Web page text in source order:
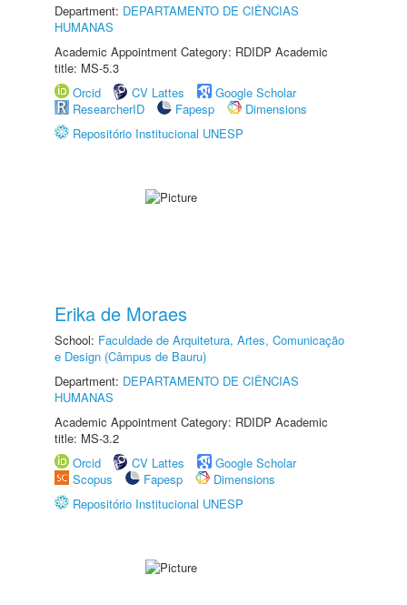
Department: DEPARTAMENTO DE CIÊNCIAS
HUMANAS
Academic Appointment Category: RDIDP Academic
title: MS-5.3
Orcid
CV Lattes
Google Scholar
ResearcherID
Fapesp
Dimensions
Repositório Institucional UNESP
Erika de Moraes
School: Faculdade de Arquitetura, Artes, Comunicação
e Design (Câmpus de Bauru)
Department: DEPARTAMENTO DE CIÊNCIAS
HUMANAS
Academic Appointment Category: RDIDP Academic
title: MS-3.2
Orcid
CV Lattes
Google Scholar
Scopus
Fapesp
Dimensions
Repositório Institucional UNESP